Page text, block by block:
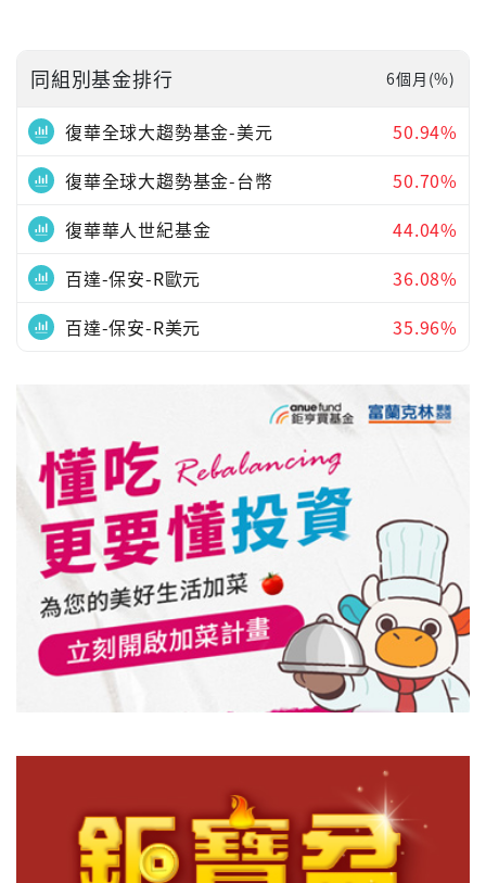
同組別基金排行 6個月(%)
復華全球大趨勢基金-美元
50.94%
復華全球大趨勢基金-台幣
50.70%
復華華人世紀基金
44.04%
百達-保安-R歐元
36.08%
百達-保安-R美元
35.96%